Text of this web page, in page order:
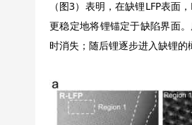
（图3）表明，在缺锂LFP表面
更稳定地将锂锚定于缺陷界面
时消失；随后锂逐步进入缺锂